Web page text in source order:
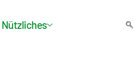
Nützliches